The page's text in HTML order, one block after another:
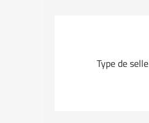
Type de selle